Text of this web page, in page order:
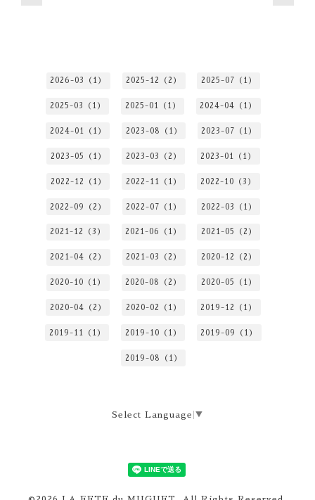
2026-03（1） 2025-12（2） 2025-07（1）
2025-03（1） 2025-01（1） 2024-04（1）
2024-01（1） 2023-08（1） 2023-07（1）
2023-05（1） 2023-03（2） 2023-01（1）
2022-12（1） 2022-11（1） 2022-10（3）
2022-09（2） 2022-07（1） 2022-03（1）
2021-12（3） 2021-06（1） 2021-05（2）
2021-04（2） 2021-03（2） 2020-12（2）
2020-10（1） 2020-08（2） 2020-05（1）
2020-04（2） 2020-02（1） 2019-12（1）
2019-11（1） 2019-10（1） 2019-09（1）
2019-08（1）
Select Language ▼